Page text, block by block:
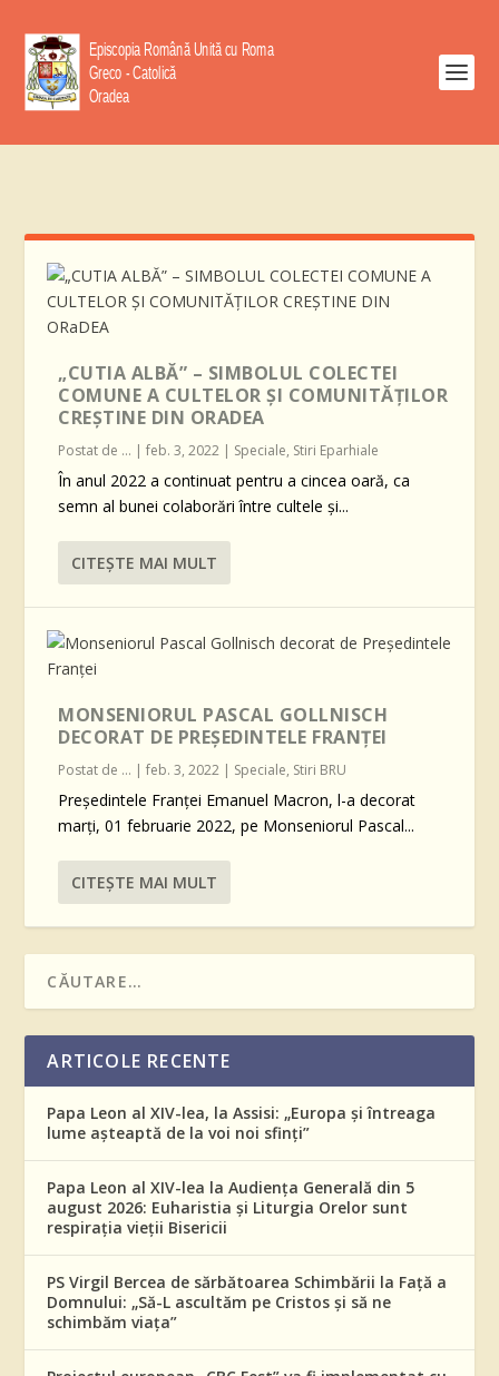
„CUTIA ALBĂ” – SIMBOLUL COLECTEI
COMUNE A CULTELOR ŞI COMUNITĂŢILOR
CREŞTINE DIN ORADEA
Postat de ... |feb. 3, 2022 | Speciale, Stiri Eparhiale
În anul 2022 a continuat pentru a cincea oară, ca
semn al bunei colaborări între cultele şi...
CITEŞTE MAI MULT
MONSENIORUL PASCAL GOLLNISCH
DECORAT DE PREȘEDINTELE FRANȚEI
Postat de ... |feb. 3, 2022 | Speciale, Stiri BRU
Președintele Franței Emanuel Macron, l-a decorat
marți, 01 februarie 2022, pe Monseniorul Pascal...
CITEŞTE MAI MULT
ARTICOLE RECENTE
Papa Leon al XIV-lea, la Assisi: „Europa și întreaga
lume așteaptă de la voi noi sfinți”
Papa Leon al XIV-lea la Audiența Generală din 5
august 2026: Euharistia și Liturgia Orelor sunt
respirația vieții Bisericii
PS Virgil Bercea de sărbătoarea Schimbării la Față a
Domnului: „Să-L ascultăm pe Cristos și să ne
schimbăm viața”